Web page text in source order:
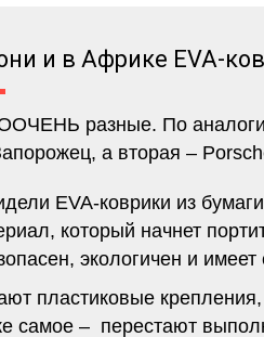
и в Африке EVA-
разные. По
а вторая –
EVA-коврики из
который начнет
экологичен и
пластиковые
самое – перестают